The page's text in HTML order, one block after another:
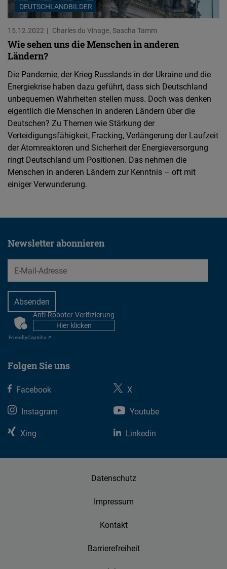
DEUTSCHLANDBILDER
15.12.2022 Charles du Vinage Sascha Tamm
Wie sehen uns die Menschen in anderen
Ländern?
Die Pandemie, der Krieg Russlands in der Ukraine und die
Energiekrise haben dazu geführt, dass sich Deutschland
unbequemen Wahrheiten stellen muss. Doch was denken
eigentlich die Menschen in anderen Ländern über die
Deutschen? Zu Themen wie Stärkung der
Verteidigungsfähigkeit, Fracking, Verlängerung der Laufzeit
der Atomreaktoren und Sicherheit der Energieversorgung
ringt Deutschland um Positionen. Das nehmen die
Menschen in anderen Ländern zur Kenntnis – oft mit
einiger Verwunderung.
Newsletter abonnieren
EMail
CAPTCHAAnti-Roboter-Verifizierung
Hier klicken
FriendlyCaptcha ⇗
Folgen Sie uns
Facebook
X
Instagram
Youtube
Xing
Linkedin
Datenschutz
Impressum
Kontakt
Barrierefreiheit